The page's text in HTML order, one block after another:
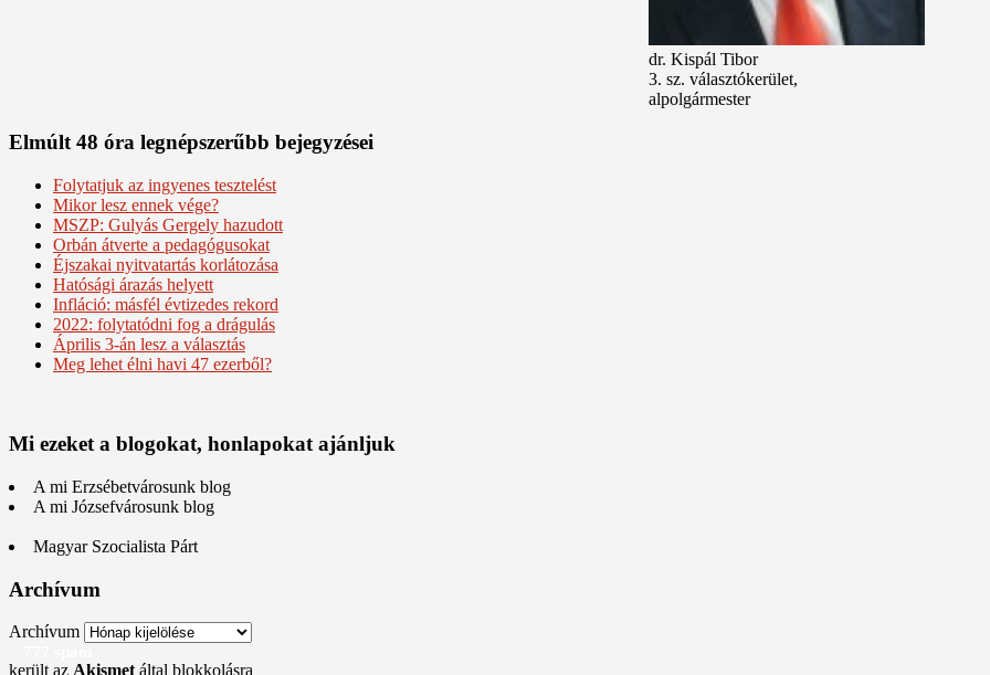
dr. Kispál Tibor
3. sz. választókerület,
alpolgármester
Elmúlt 48 óra legnépszerűbb bejegyzései
Folytatjuk az ingyenes tesztelést
Mikor lesz ennek vége?
MSZP: Gulyás Gergely hazudott
Orbán átverte a pedagógusokat
Éjszakai nyitvatartás korlátozása
Hatósági árazás helyett
Infláció: másfél évtizedes rekord
2022: folytatódni fog a drágulás
Április 3-án lesz a választás
Meg lehet élni havi 47 ezerből?
Mi ezeket a blogokat, honlapokat ajánljuk
A mi Erzsébetvárosunk blog
A mi Józsefvárosunk blog
Magyar Szocialista Párt
Archívum
Archívum
került az Akismet által blokkolásra